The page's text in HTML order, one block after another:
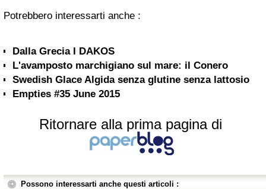
Potrebbero interessarti anche :
Dalla Grecia I DAKOS
L'avamposto marchigiano sul mare: il Conero
Swedish Glace Algida senza glutine senza lattosio
Empties #35 June 2015
Ritornare alla prima pagina di
Possono interessarti anche questi articoli :